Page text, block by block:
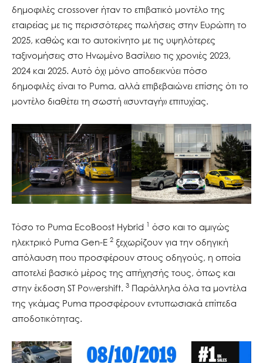
δημοφιλές crossover ήταν το επιβατικό μοντέλο της
εταιρείας με τις περισσότερες πωλήσεις στην Ευρώπη το
2025, καθώς και το αυτοκίνητο με τις υψηλότερες
ταξινομήσεις στο Ηνωμένο Βασίλειο τις χρονιές 2023,
2024 και 2025. Αυτό όχι μόνο αποδεικνύει πόσο
δημοφιλές είναι το Puma, αλλά επιβεβαιώνει επίσης ότι το
μοντέλο διαθέτει τη σωστή «συνταγή» επιτυχίας.
Τόσο το Puma EcoBoost Hybrid 1 όσο και το αμιγώς
ηλεκτρικό Puma Gen-E 2 ξεχωρίζουν για την οδηγική
απόλαυση που προσφέρουν στους οδηγούς, η οποία
αποτελεί βασικό μέρος της απήχησής τους, όπως και
στην έκδοση ST Powershift. 3 Παράλληλα όλα τα μοντέλα
της γκάμας Puma προσφέρουν εντυπωσιακά επίπεδα
αποδοτικότητας.